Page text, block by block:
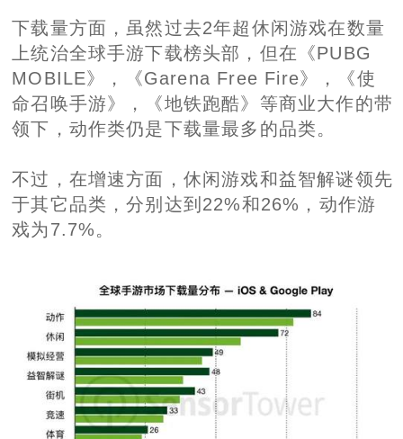
下载量方面，虽然过去2年超休闲游戏在数量
上统治全球手游下载榜头部，但在《PUBG
MOBILE》，《Garena Free Fire》，《使
命召唤手游》，《地铁跑酷》等商业大作的带
领下，动作类仍是下载量最多的品类。
不过，在增速方面，休闲游戏和益智解谜领先
于其它品类，分别达到22%和26%，动作游
戏为7.7%。